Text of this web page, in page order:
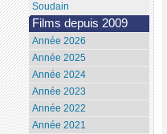
Soudain
Films depuis 2009
Année 2026
Année 2025
Année 2024
Année 2023
Année 2022
Année 2021